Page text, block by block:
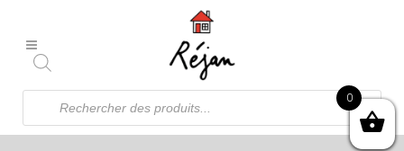
Recherche
produits
0